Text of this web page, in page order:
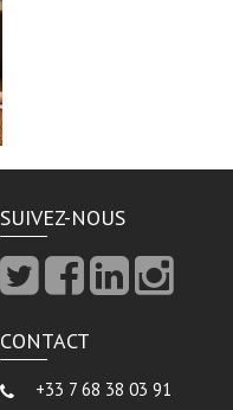
SUIVEZ-NOUS
CONTACT
+33 7 68 38 03 91